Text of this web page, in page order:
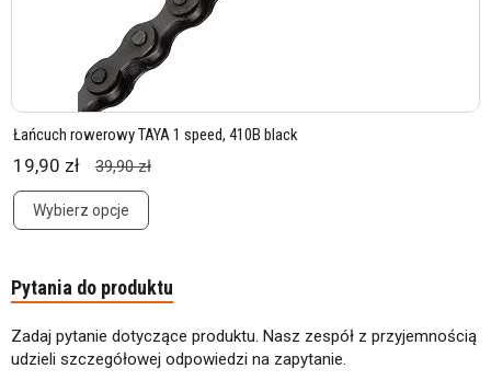
Łańcuch rowerowy TAYA 1 speed, 410B black
19,90 zł 39,90 zł
Wybierz opcje
Pytania do produktu
Zadaj pytanie dotyczące produktu. Nasz zespół z przyjemnością
udzieli szczegółowej odpowiedzi na zapytanie.